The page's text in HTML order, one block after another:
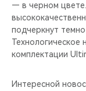
— в черном
подчеркнут
Технологическое
комплектации
Интересной